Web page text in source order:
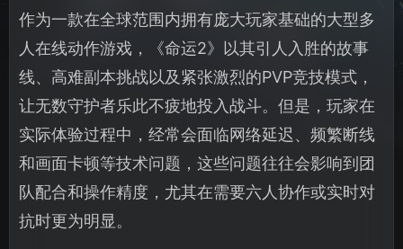
作为一款在全球范围内拥有庞大玩家基础的大型多
人在线动作游戏，《命运2》以其引人入胜的故事
线、高难副本挑战以及紧张激烈的PVP竞技模式，
让无数守护者乐此不疲地投入战斗。但是，玩家在
实际体验过程中，经常会面临网络延迟、频繁断线
和画面卡顿等技术问题，这些问题往往会影响到团
队配合和操作精度，尤其在需要六人协作或实时对
抗时更为明显。